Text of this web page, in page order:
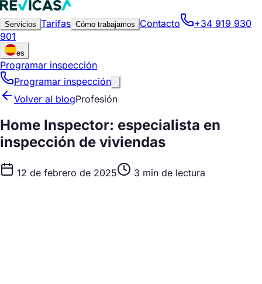
Servicios Tarifas Cómo trabajamos Contacto
+34 919 930
901
es
Programar inspección
Programar inspección
Volver al blogProfesión
Home Inspector: especialista en
inspección de viviendas
12 de febrero de 2025 3 min de lectura